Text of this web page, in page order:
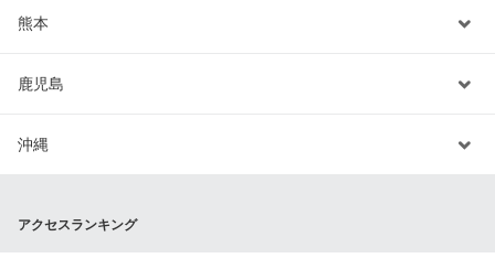
熊本
鹿児島
沖縄
アクセスランキング